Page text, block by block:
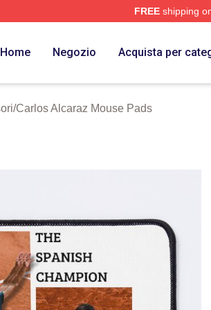
FREEshipping
Home Negozio Acquista per
/Carlos Alcaraz Mouse Pads